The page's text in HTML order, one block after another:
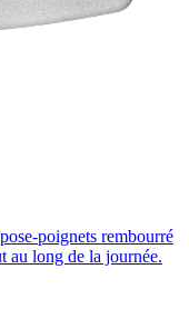
poignets rembourré
au long de la journée.